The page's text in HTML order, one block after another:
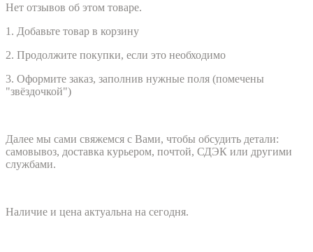
Нет отзывов об этом товаре.
1. Добавьте товар в корзину
2. Продолжите покупки, если это необходимо
3. Оформите заказ, заполнив нужные поля (помечены
"звёздочкой")
Далее мы сами свяжемся с Вами, чтобы обсудить детали:
самовывоз, доставка курьером, почтой, СДЭК или другими
службами.
Наличие и цена актуальна на сегодня.